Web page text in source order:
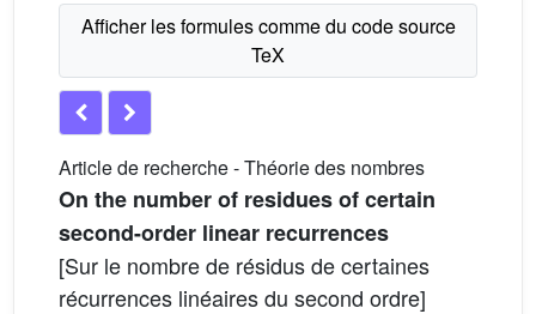
Article de recherche - Théorie des nombres
On the number of residues of certain
second-order linear recurrences
[Sur le nombre de résidus de certaines
récurrences linéaires du second ordre]